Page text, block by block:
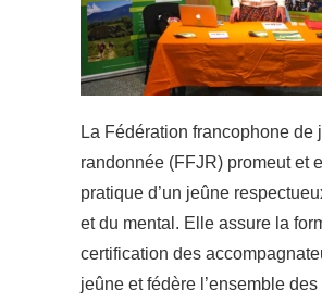
La Fédération francophone de
randonnée (FFJR) promeut et
pratique d’un jeûne
et du mental. Elle assure la
certification des
jeûne et fédère l’ensemble des